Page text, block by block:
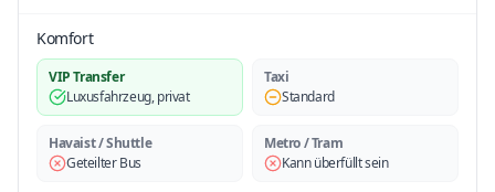
Komfort
VIP Transfer
Luxusfahrzeug, privat
Taxi
Standard
Havaist / Shuttle
Geteilter Bus
Metro / Tram
Kann überfüllt sein